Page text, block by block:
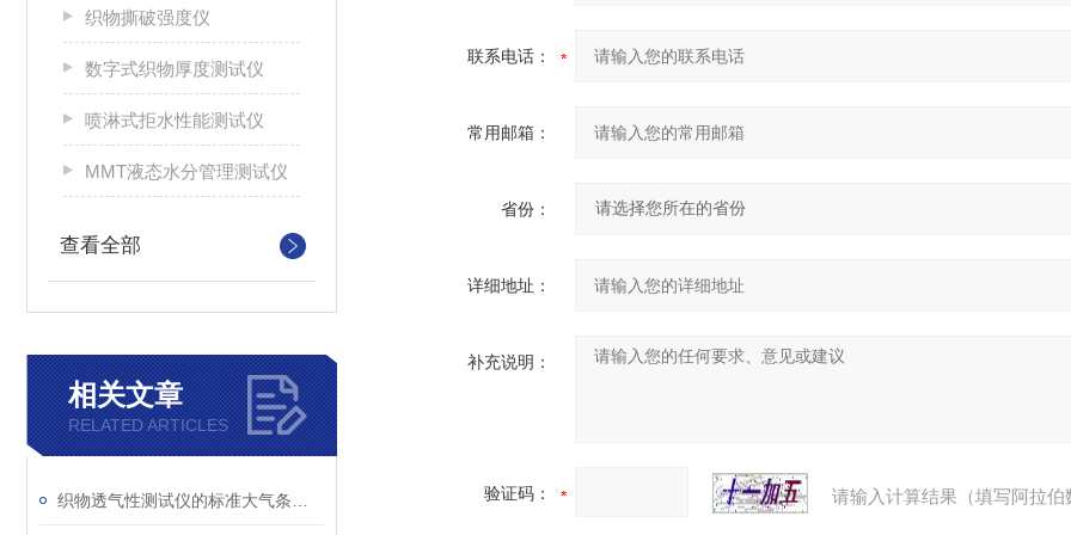
织物撕破强度仪
数字式织物厚度测试仪
喷淋式拒水性能测试仪
MMT液态水分管理测试仪
查看全部
相关文章
RELATED ARTICLES
联系电话：
常用邮箱：
省份：
详细地址：
补充说明：
验证码： 请输入计算结果（填写阿拉